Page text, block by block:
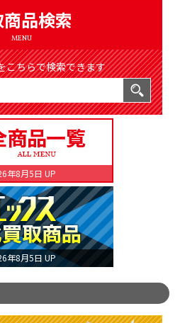
品検索
MENU
こちらで検索できます
年8月5日 UP
年8月5日 UP